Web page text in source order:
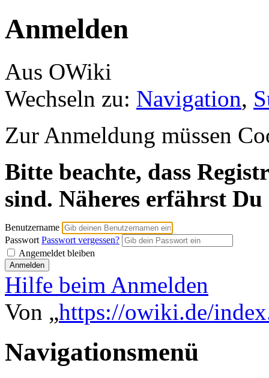
Anmelden
Aus OWiki
Wechseln zu: Navigation,
Zur Anmeldung müssen
Bitte beachte, dass
sind. Näheres erfährst
Benutzername
Passwort Passwort vergessen?
Angemeldet bleiben
Hilfe beim Anmelden
Von „https://owiki.de/
Navigationsmenü